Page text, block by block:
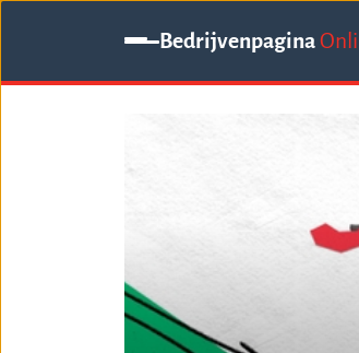
Bedrijvenpagina